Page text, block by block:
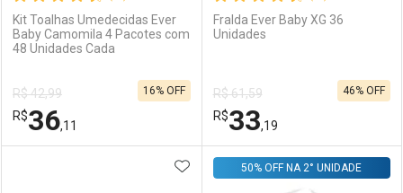
Comprar sem Desconto
Por R$ 10,07/cada
Comprar sem Desconto
Por R$ 10,07/cada
Comprar sem Desconto
Por R$ 15,99/cada
Comprar sem Desconto
Por R$ 15,99/cada
Kit Toalhas Umedecidas Ever
Baby Camomila 4 Pacotes com
48 Unidades Cada
R$ 42,99
R$36,11
16% OFF
FECHAR
FECHAR
Fralda Ever Baby XG 36
Unidades
R$ 61,59
R$33,19
46% OFF
ADICIONAR AOS FAVORITOS
50% OFF NA 2° UNIDADE